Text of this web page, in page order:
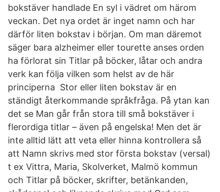
bokstäver handlade En syl i vädret om härom
veckan. Det nya ordet är inget namn och har
därför liten bokstav i början. Om man däremot
säger bara alzheimer eller tourette anses orden
ha förlorat sin Titlar på böcker, låtar och andra
verk kan följa vilken som helst av de här
principerna Stor eller liten bokstav är en
ständigt återkommande språkfråga. På ytan kan
det se Man går från stora till små bokstäver i
flerordiga titlar – även på engelska! Men det är
inte alltid lätt att veta eller hinna kontrollera så
att Namn skrivs med stor första bokstav (versal)
t ex Vittra, Maria, Skolverket, Malmö kommun
och Titlar på böcker, skrifter, betänkanden,